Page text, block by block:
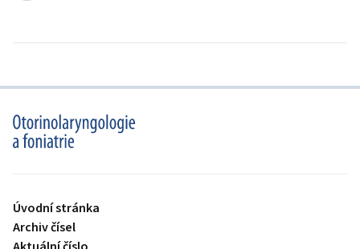
proLékaře.cz
Úvodní stránka
Archiv čísel